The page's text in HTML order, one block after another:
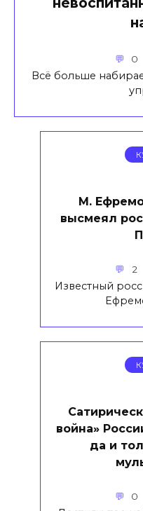
0
Всё больше
М.
высмеял
2
Известный
война»
да и
0